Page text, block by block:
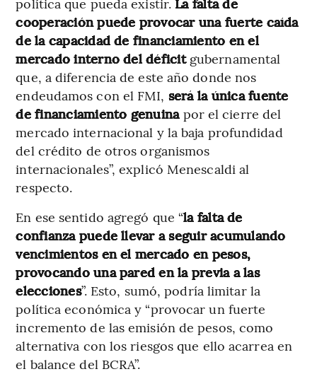
cooperación puede provocar una fuerte caída
de la capacidad de financiamiento en el
mercado interno del déficitgubernamental
que, a diferencia de este año donde nos
endeudamos con el FMI, será la única fuente
de financiamiento genuinapor el cierre del
mercado internacional y la baja profundidad
del crédito de otros organismos
internacionales”, explicó Menescaldi al
respecto.
En ese sentido agregó que “la falta de
confianza puede llevar a seguir acumulando
vencimientos en el mercado en pesos,
provocando una pared en la previa a las
elecciones”. Esto, sumó, podría limitar la
política económica y “provocar un fuerte
incremento de las emisión de pesos, como
alternativa con los riesgos que ello acarrea en
el balance del BCRA”.